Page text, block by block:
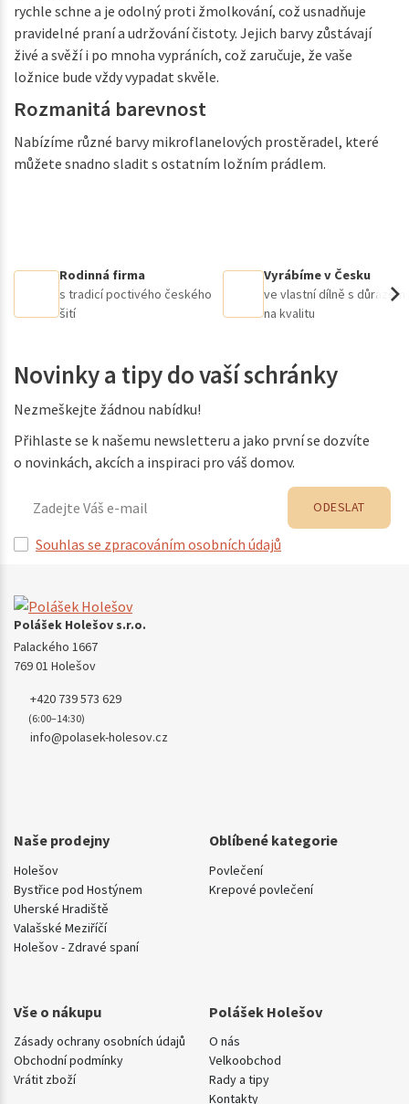
rychle schne a je odolný proti žmolkování, což usnadňuje
pravidelné praní a udržování čistoty. Jejich barvy zůstávají
živé a svěží i po mnoha vypráních, což zaručuje, že vaše
ložnice bude vždy vypadat skvěle.
Rozmanitá barevnost
Nabízíme různé barvy mikroflanelových prostěradel, které
můžete snadno sladit s ostatním ložním prádlem.
Rodinná firma
s tradicí poctivého českého
šití
Vyrábíme v Česku
ve vlastní dílně s důrazem
na kvalitu
Novinky a tipy do vaší schránky
Nezmeškejte žádnou nabídku!
Přihlaste se k našemu newsletteru a jako první se dozvíte
o novinkách, akcích a inspiraci pro váš domov.
Souhlas se zpracováním osobních údajů
ODESLAT
Polášek Holešov s.r.o.
Palackého 1667
769 01 Holešov
+420 739 573 629
(6:00–14:30)
info@polasek-holesov.cz
Naše prodejny
Holešov
Bystřice pod Hostýnem
Uherské Hradiště
Valašské Meziříčí
Holešov - Zdravé spaní
Oblíbené kategorie
Povlečení
Krepové povlečení
Vše o nákupu
Zásady ochrany osobních údajů
Obchodní podmínky
Vrátit zboží
Polášek Holešov
O nás
Velkoobchod
Rady a tipy
Kontakty